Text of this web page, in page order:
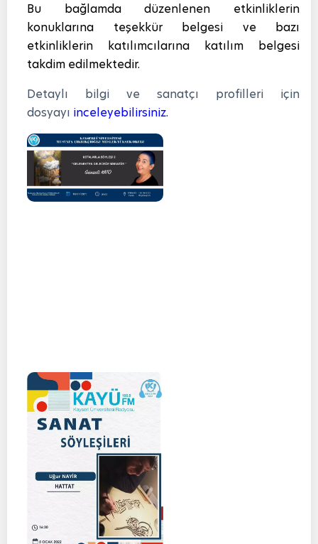
Bu bağlamda düzenlenen etkinliklerin
konuklarına teşekkür belgesi ve bazı
etkinliklerin katılımcılarına katılım belgesi
takdim edilmektedir.
Detaylı bilgi ve sanatçı profilleri için
dosyayı inceleyebilirsiniz.